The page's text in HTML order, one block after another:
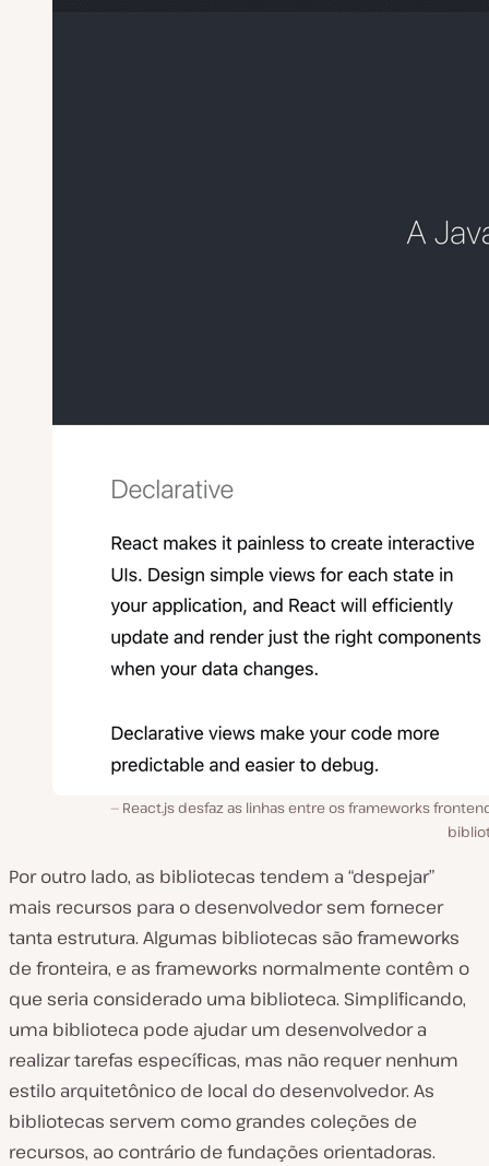
React.js desfaz as linhas entre os frameworks
Por outro lado, as bibliotecas tendem a “despejar”
mais recursos para o desenvolvedor sem fornecer
tanta estrutura. Algumas bibliotecas são frameworks
de fronteira, e as frameworks normalmente contêm o
que seria considerado uma biblioteca. Simplificando,
uma biblioteca pode ajudar um desenvolvedor a
realizar tarefas específicas, mas não requer nenhum
estilo arquitetônico de local do desenvolvedor. As
bibliotecas servem como grandes coleções de
recursos, ao contrário de fundações orientadoras.